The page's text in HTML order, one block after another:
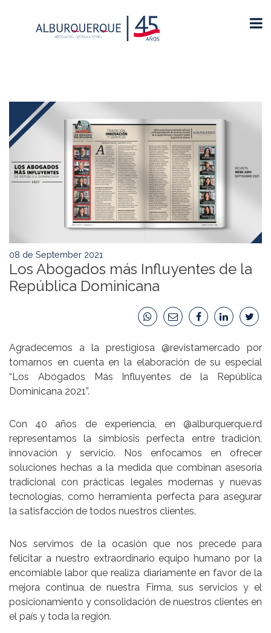
08 de September 2021
Los Abogados más Influyentes de la
República Dominicana
Agradecemos a la prestigiosa @revistamercado por
tomarnos en cuenta en la elaboración de su especial
“Los Abogados Más Influyentes de la República
Dominicana 2021”.
Con 40 años de experiencia, en @alburquerque.rd
representamos la simbiosis perfecta entre tradición,
innovación y servicio. Nos enfocamos en ofrecer
soluciones hechas a la medida que combinan asesoría
tradicional con prácticas legales modernas y nuevas
tecnologías, como herramienta perfecta para asegurar
la satisfacción de todos nuestros clientes.
Nos servimos de la ocasión que nos precede para
felicitar a nuestro extraordinario equipo humano por la
encomiable labor que realiza diariamente en favor de la
mejora continua de nuestra Firma, sus servicios y el
posicionamiento y consolidación de nuestros clientes en
el país y toda la región.